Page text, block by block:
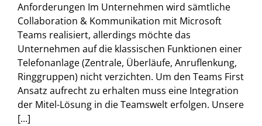
Anforderungen Im Unternehmen wird sämtliche
Collaboration & Kommunikation mit Microsoft
Teams realisiert, allerdings möchte das
Unternehmen auf die klassischen Funktionen einer
Telefonanlage (Zentrale, Überläufe, Anruflenkung,
Ringgruppen) nicht verzichten. Um den Teams First
Ansatz aufrecht zu erhalten muss eine Integration
der Mitel-Lösung in die Teamswelt erfolgen. Unsere
[...]